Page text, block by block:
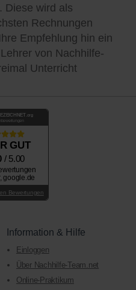
Diese wird als
Rechnungen
Empfehlung hin ein
von Nachhilfe-
Unterricht
.org
GUT
/ 5.00
google.de
Bewertungen
Information & Hilfe
Einloggen
Über Nachhilfe-Team.net
Online-Praktikum